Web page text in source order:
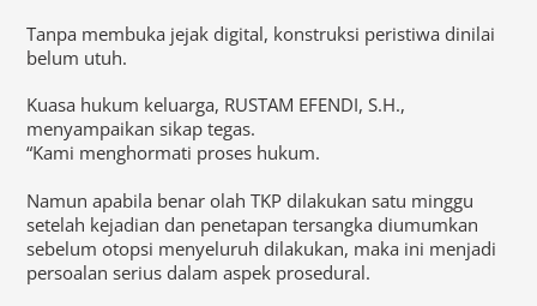
Tanpa membuka jejak digital, konstruksi peristiwa dinilai
belum utuh.
Kuasa hukum keluarga, RUSTAM EFENDI, S.H.,
menyampaikan sikap tegas.
“Kami menghormati proses hukum.
Namun apabila benar olah TKP dilakukan satu minggu
setelah kejadian dan penetapan tersangka diumumkan
sebelum otopsi menyeluruh dilakukan, maka ini menjadi
persoalan serius dalam aspek prosedural.